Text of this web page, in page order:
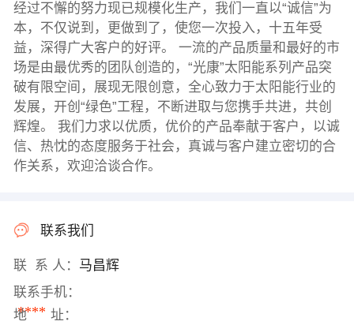
经过不懈的努力现已规模化生产，我们一直以“诚信”为
本，不仅说到，更做到了，使您一次投入，十五年受
益，深得广大客户的好评。 一流的产品质量和最好的市
场是由最优秀的团队创造的，“光康”太阳能系列产品突
破有限空间，展现无限创意，全心致力于太阳能行业的
发展，开创“绿色”工程，不断进取与您携手共进，共创
辉煌。 我们力求以优质，优价的产品奉献于客户，以诚
信、热忱的态度服务于社会，真诚与客户建立密切的合
作关系，欢迎洽谈合作。
联系我们
联 系 人： 马昌辉
联系手机：
****
地 址：